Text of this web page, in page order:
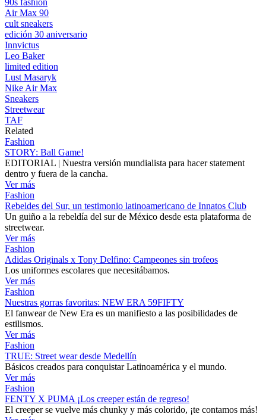
Air Max 90
cult sneakers
edición 30 aniversario
Innvictus
Leo Baker
limited edition
Lust Masaryk
Nike Air Max
Sneakers
Streetwear
TAF
Related
Fashion
STORY: Ball Game!
EDITORIAL | Nuestra versión mundialista para hacer statement
dentro y fuera de la cancha.
Ver más
Fashion
Rebeldes del Sur, un testimonio latinoamericano de Innatos Club
Un guiño a la rebeldía del sur de México desde esta plataforma de
streetwear.
Ver más
Fashion
Adidas Originals x Tony Delfino: Campeones sin trofeos
Los uniformes escolares que necesitábamos.
Ver más
Fashion
Nuestras gorras favoritas: NEW ERA 59FIFTY
El fanwear de New Era es un manifiesto a las posibilidades de
estilismos.
Ver más
Fashion
TRUE: Street wear desde Medellín
Básicos creados para conquistar Latinoamérica y el mundo.
Ver más
Fashion
FENTY X PUMA ¡Los creeper están de regreso!
El creeper se vuelve más chunky y más colorido, ¡te contamos más!